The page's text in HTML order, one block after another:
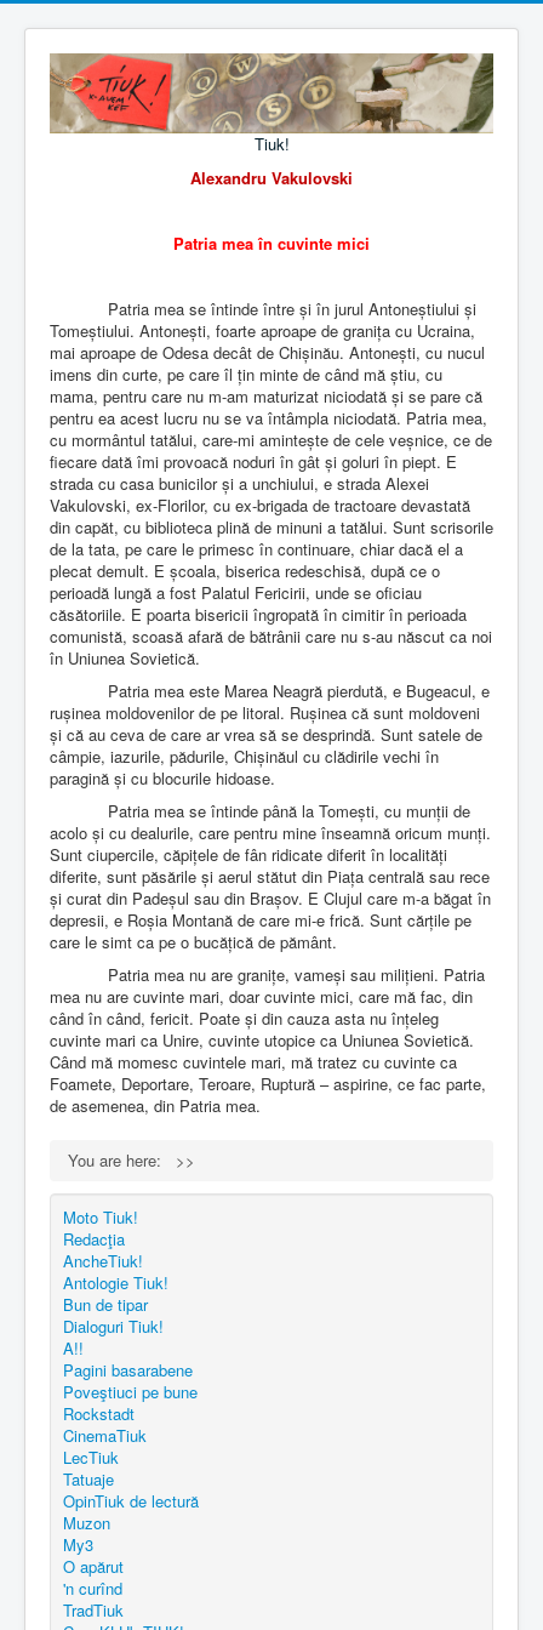
Tiuk!
Alexandru Vakulovski
Patria mea în cuvinte mici
Patria mea se întinde între și în jurul Antoneștiului și
Tomeștiului. Antonești, foarte aproape de granița cu Ucraina,
mai aproape de Odesa decât de Chișinău. Antonești, cu nucul
imens din curte, pe care îl țin minte de când mă știu, cu
mama, pentru care nu m-am maturizat niciodată și se pare că
pentru ea acest lucru nu se va întâmpla niciodată. Patria mea,
cu mormântul tatălui, care-mi amintește de cele veșnice, ce de
fiecare dată îmi provoacă noduri în gât și goluri în piept. E
strada cu casa bunicilor și a unchiului, e strada Alexei
Vakulovski, ex-Florilor, cu ex-brigada de tractoare devastată
din capăt, cu biblioteca plină de minuni a tatălui. Sunt scrisorile
de la tata, pe care le primesc în continuare, chiar dacă el a
plecat demult. E școala, biserica redeschisă, după ce o
perioadă lungă a fost Palatul Fericirii, unde se oficiau
căsătoriile. E poarta bisericii îngropată în cimitir în perioada
comunistă, scoasă afară de bătrânii care nu s-au născut ca noi
în Uniunea Sovietică.
Patria mea este Marea Neagră pierdută, e Bugeacul, e
rușinea moldovenilor de pe litoral. Rușinea că sunt moldoveni
și că au ceva de care ar vrea să se desprindă. Sunt satele de
câmpie, iazurile, pădurile, Chișinăul cu clădirile vechi în
paragină și cu blocurile hidoase.
Patria mea se întinde până la Tomești, cu munții de
acolo și cu dealurile, care pentru mine înseamnă oricum munți.
Sunt ciupercile, căpițele de fân ridicate diferit în localități
diferite, sunt păsările și aerul stătut din Piața centrală sau rece
și curat din Padeșul sau din Brașov. E Clujul care m-a băgat în
depresii, e Roșia Montană de care mi-e frică. Sunt cărțile pe
care le simt ca pe o bucățică de pământ.
Patria mea nu are granițe, vameși sau milițieni. Patria
mea nu are cuvinte mari, doar cuvinte mici, care mă fac, din
când în când, fericit. Poate și din cauza asta nu înțeleg
cuvinte mari ca Unire, cuvinte utopice ca Uniunea Sovietică.
Când mă momesc cuvintele mari, mă tratez cu cuvinte ca
Foamete, Deportare, Teroare, Ruptură – aspirine, ce fac parte,
de asemenea, din Patria mea.
You are here: >>
Moto Tiuk!
Redacţia
AncheTiuk!
Antologie Tiuk!
Bun de tipar
Dialoguri Tiuk!
A!!
Pagini basarabene
Poveştiuci pe bune
Rockstadt
CinemaTiuk
LecTiuk
Tatuaje
OpinTiuk de lectură
Muzon
My3
O apărut
'n curînd
TradTiuk